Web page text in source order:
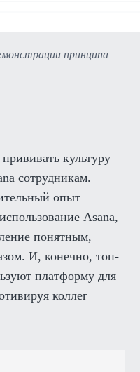
принципа
культуру
сотрудникам.
опыт
Asana,
понятным,
И, конечно, топ-
платформу для
коллег